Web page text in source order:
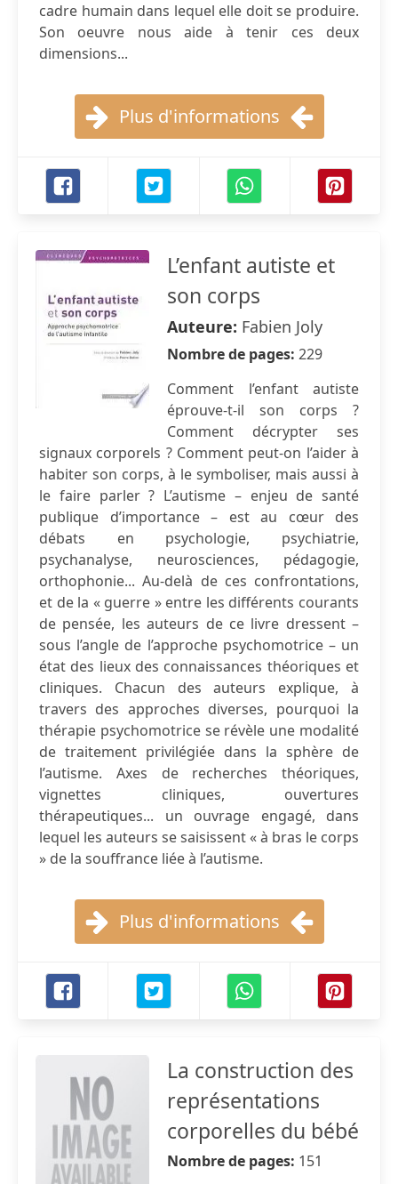
cadre humain dans lequel elle doit se produire.
Son oeuvre nous aide à tenir ces deux
dimensions...
Plus d'informations
L’enfant autiste et
son corps
Auteure: Fabien Joly
Nombre de pages: 229
Comment l’enfant autiste
éprouve-t-il son corps ?
Comment décrypter ses
signaux corporels ? Comment peut-on l’aider à
habiter son corps, à le symboliser, mais aussi à
le faire parler ? L’autisme – enjeu de santé
publique d’importance – est au cœur des
débats en psychologie, psychiatrie,
psychanalyse, neurosciences, pédagogie,
orthophonie... Au-delà de ces confrontations,
et de la « guerre » entre les différents courants
de pensée, les auteurs de ce livre dressent –
sous l’angle de l’approche psychomotrice – un
état des lieux des connaissances théoriques et
cliniques. Chacun des auteurs explique, à
travers des approches diverses, pourquoi la
thérapie psychomotrice se révèle une modalité
de traitement privilégiée dans la sphère de
l’autisme. Axes de recherches théoriques,
vignettes cliniques, ouvertures
thérapeutiques... un ouvrage engagé, dans
lequel les auteurs se saisissent « à bras le corps
» de la souffrance liée à l’autisme.
Plus d'informations
La construction des
représentations
corporelles du bébé
Nombre de pages: 151